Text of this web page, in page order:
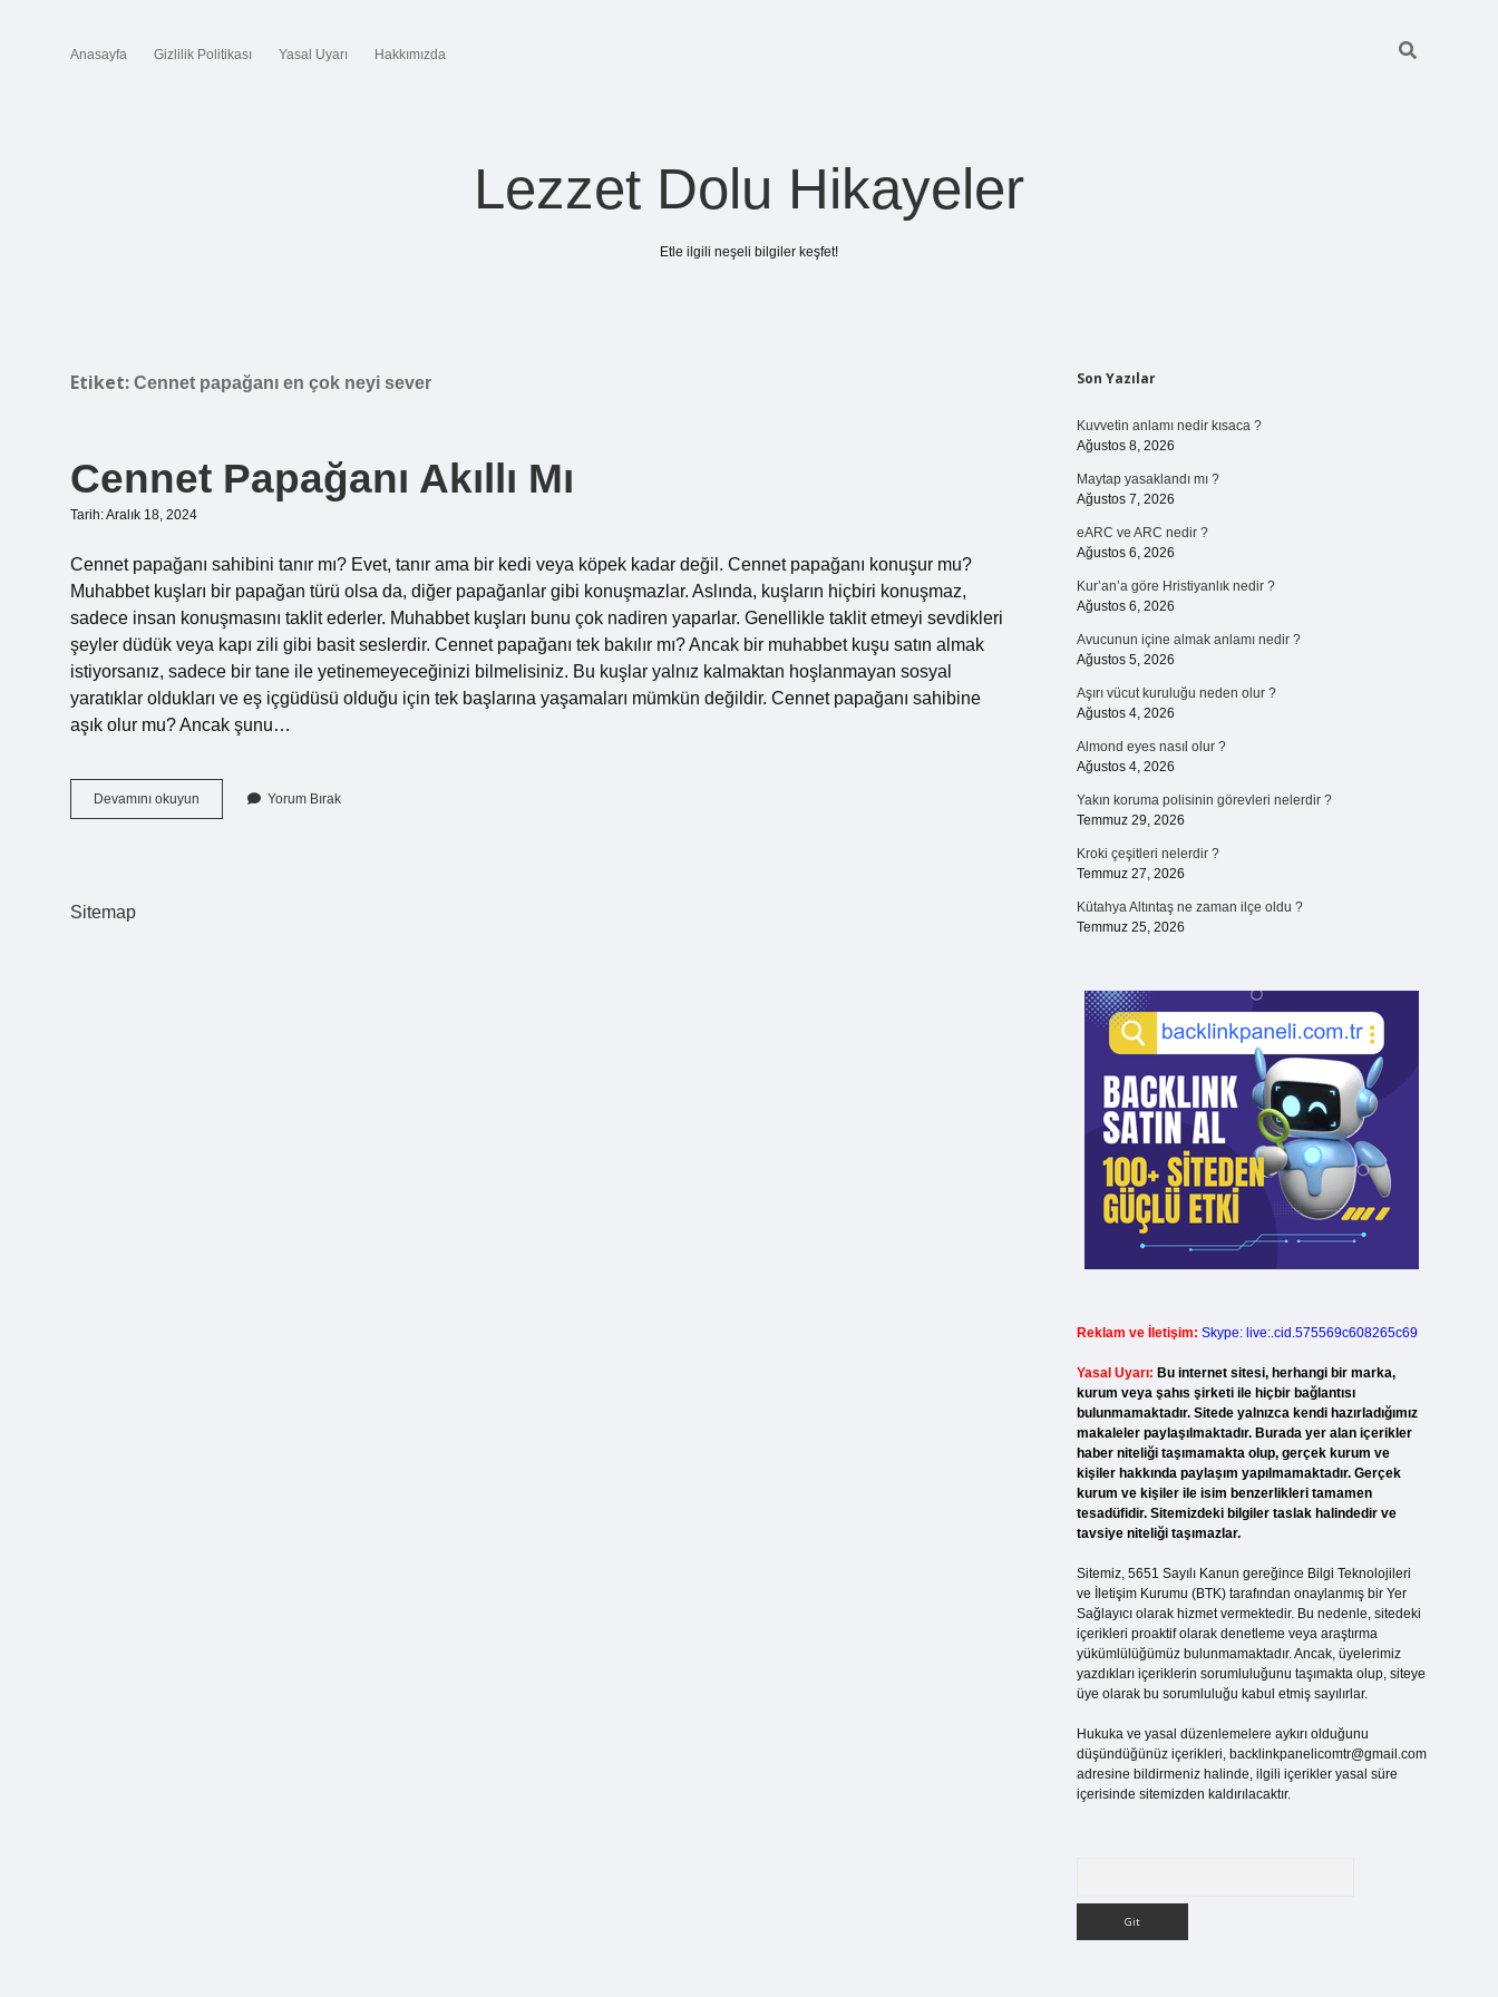
Anasayfa Gizlilik Politikası Yasal Uyarı Hakkımızda
Lezzet Dolu Hikayeler
Etle ilgili neşeli bilgiler keşfet!
Etiket: Cennet papağanı en çok neyi sever
Cennet Papağanı Akıllı Mı
Tarih: Aralık 18, 2024
Cennet papağanı sahibini tanır mı? Evet, tanır ama bir kedi veya köpek kadar değil. Cennet papağanı konuşur mu?
Muhabbet kuşları bir papağan türü olsa da, diğer papağanlar gibi konuşmazlar. Aslında, kuşların hiçbiri konuşmaz,
sadece insan konuşmasını taklit ederler. Muhabbet kuşları bunu çok nadiren yaparlar. Genellikle taklit etmeyi sevdikleri
şeyler düdük veya kapı zili gibi basit seslerdir. Cennet papağanı tek bakılır mı? Ancak bir muhabbet kuşu satın almak
istiyorsanız, sadece bir tane ile yetinemeyeceğinizi bilmelisiniz. Bu kuşlar yalnız kalmaktan hoşlanmayan sosyal
yaratıklar oldukları ve eş içgüdüsü olduğu için tek başlarına yaşamaları mümkün değildir. Cennet papağanı sahibine
aşık olur mu? Ancak şunu…
Devamını okuyun
Papağanı
Yorum Bırak
Sitemap
Sidebar
Son Yazılar
Kuvvetin anlamı nedir kısaca ?
Ağustos 8, 2026
Maytap yasaklandı mı ?
Ağustos 7, 2026
eARC ve ARC nedir ?
Ağustos 6, 2026
Kur’an’a göre Hristiyanlık nedir ?
Ağustos 6, 2026
Avucunun içine almak anlamı nedir ?
Ağustos 5, 2026
Aşırı vücut kuruluğu neden olur ?
Ağustos 4, 2026
Almond eyes nasıl olur ?
Ağustos 4, 2026
Yakın koruma polisinin görevleri nelerdir ?
Temmuz 29, 2026
Kroki çeşitleri nelerdir ?
Temmuz 27, 2026
Kütahya Altıntaş ne zaman ilçe oldu ?
Temmuz 25, 2026
Reklam ve İletişim: Skype: live:.cid.575569c608265c69
Yasal Uyarı: Bu internet sitesi, herhangi bir marka,
kurum veya şahıs şirketi ile hiçbir bağlantısı
bulunmamaktadır. Sitede yalnızca kendi hazırladığımız
makaleler paylaşılmaktadır. Burada yer alan içerikler
haber niteliği taşımamakta olup, gerçek kurum ve
kişiler hakkında paylaşım yapılmamaktadır. Gerçek
kurum ve kişiler ile isim benzerlikleri tamamen
tesadüfidir. Sitemizdeki bilgiler taslak halindedir ve
tavsiye niteliği taşımazlar.
Sitemiz, 5651 Sayılı Kanun gereğince Bilgi Teknolojileri
ve İletişim Kurumu (BTK) tarafından onaylanmış bir Yer
Sağlayıcı olarak hizmet vermektedir. Bu nedenle, sitedeki
içerikleri proaktif olarak denetleme veya araştırma
yükümlülüğümüz bulunmamaktadır. Ancak, üyelerimiz
yazdıkları içeriklerin sorumluluğunu taşımakta olup, siteye
üye olarak bu sorumluluğu kabul etmiş sayılırlar.
Hukuka ve yasal düzenlemelere aykırı olduğunu
düşündüğünüz içerikleri, backlinkpanelicomtr@gmail.com
adresine bildirmeniz halinde, ilgili içerikler yasal süre
içerisinde sitemizden kaldırılacaktır.